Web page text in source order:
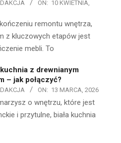
ON: 10 KWIETNIA,
remontu wnętrza,
z kluczowych etapów jest
mebli. To
kuchnia z drewnianym
– jak połączyć?
ON: 13 MARCA, 2026
o wnętrzu, które jest
i przytulne, biała kuchnia